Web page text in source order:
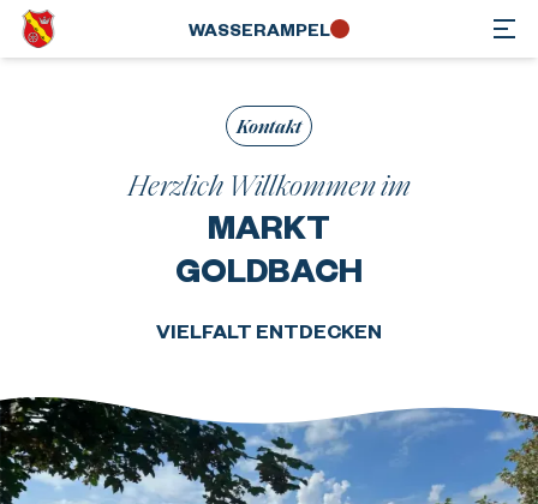
WASSER­AMPEL
Kontakt
Herzlich Willkommen im
MARKT
GOLDBACH
VIELFALT ENTDECKEN